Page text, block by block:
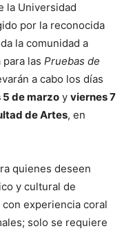
la Universidad
por la reconocida
la comunidad a
las Pruebas de
a cabo los días
de marzo y viernes 7
de Artes, en
quienes deseen
y cultural de
experiencia coral
solo se requiere